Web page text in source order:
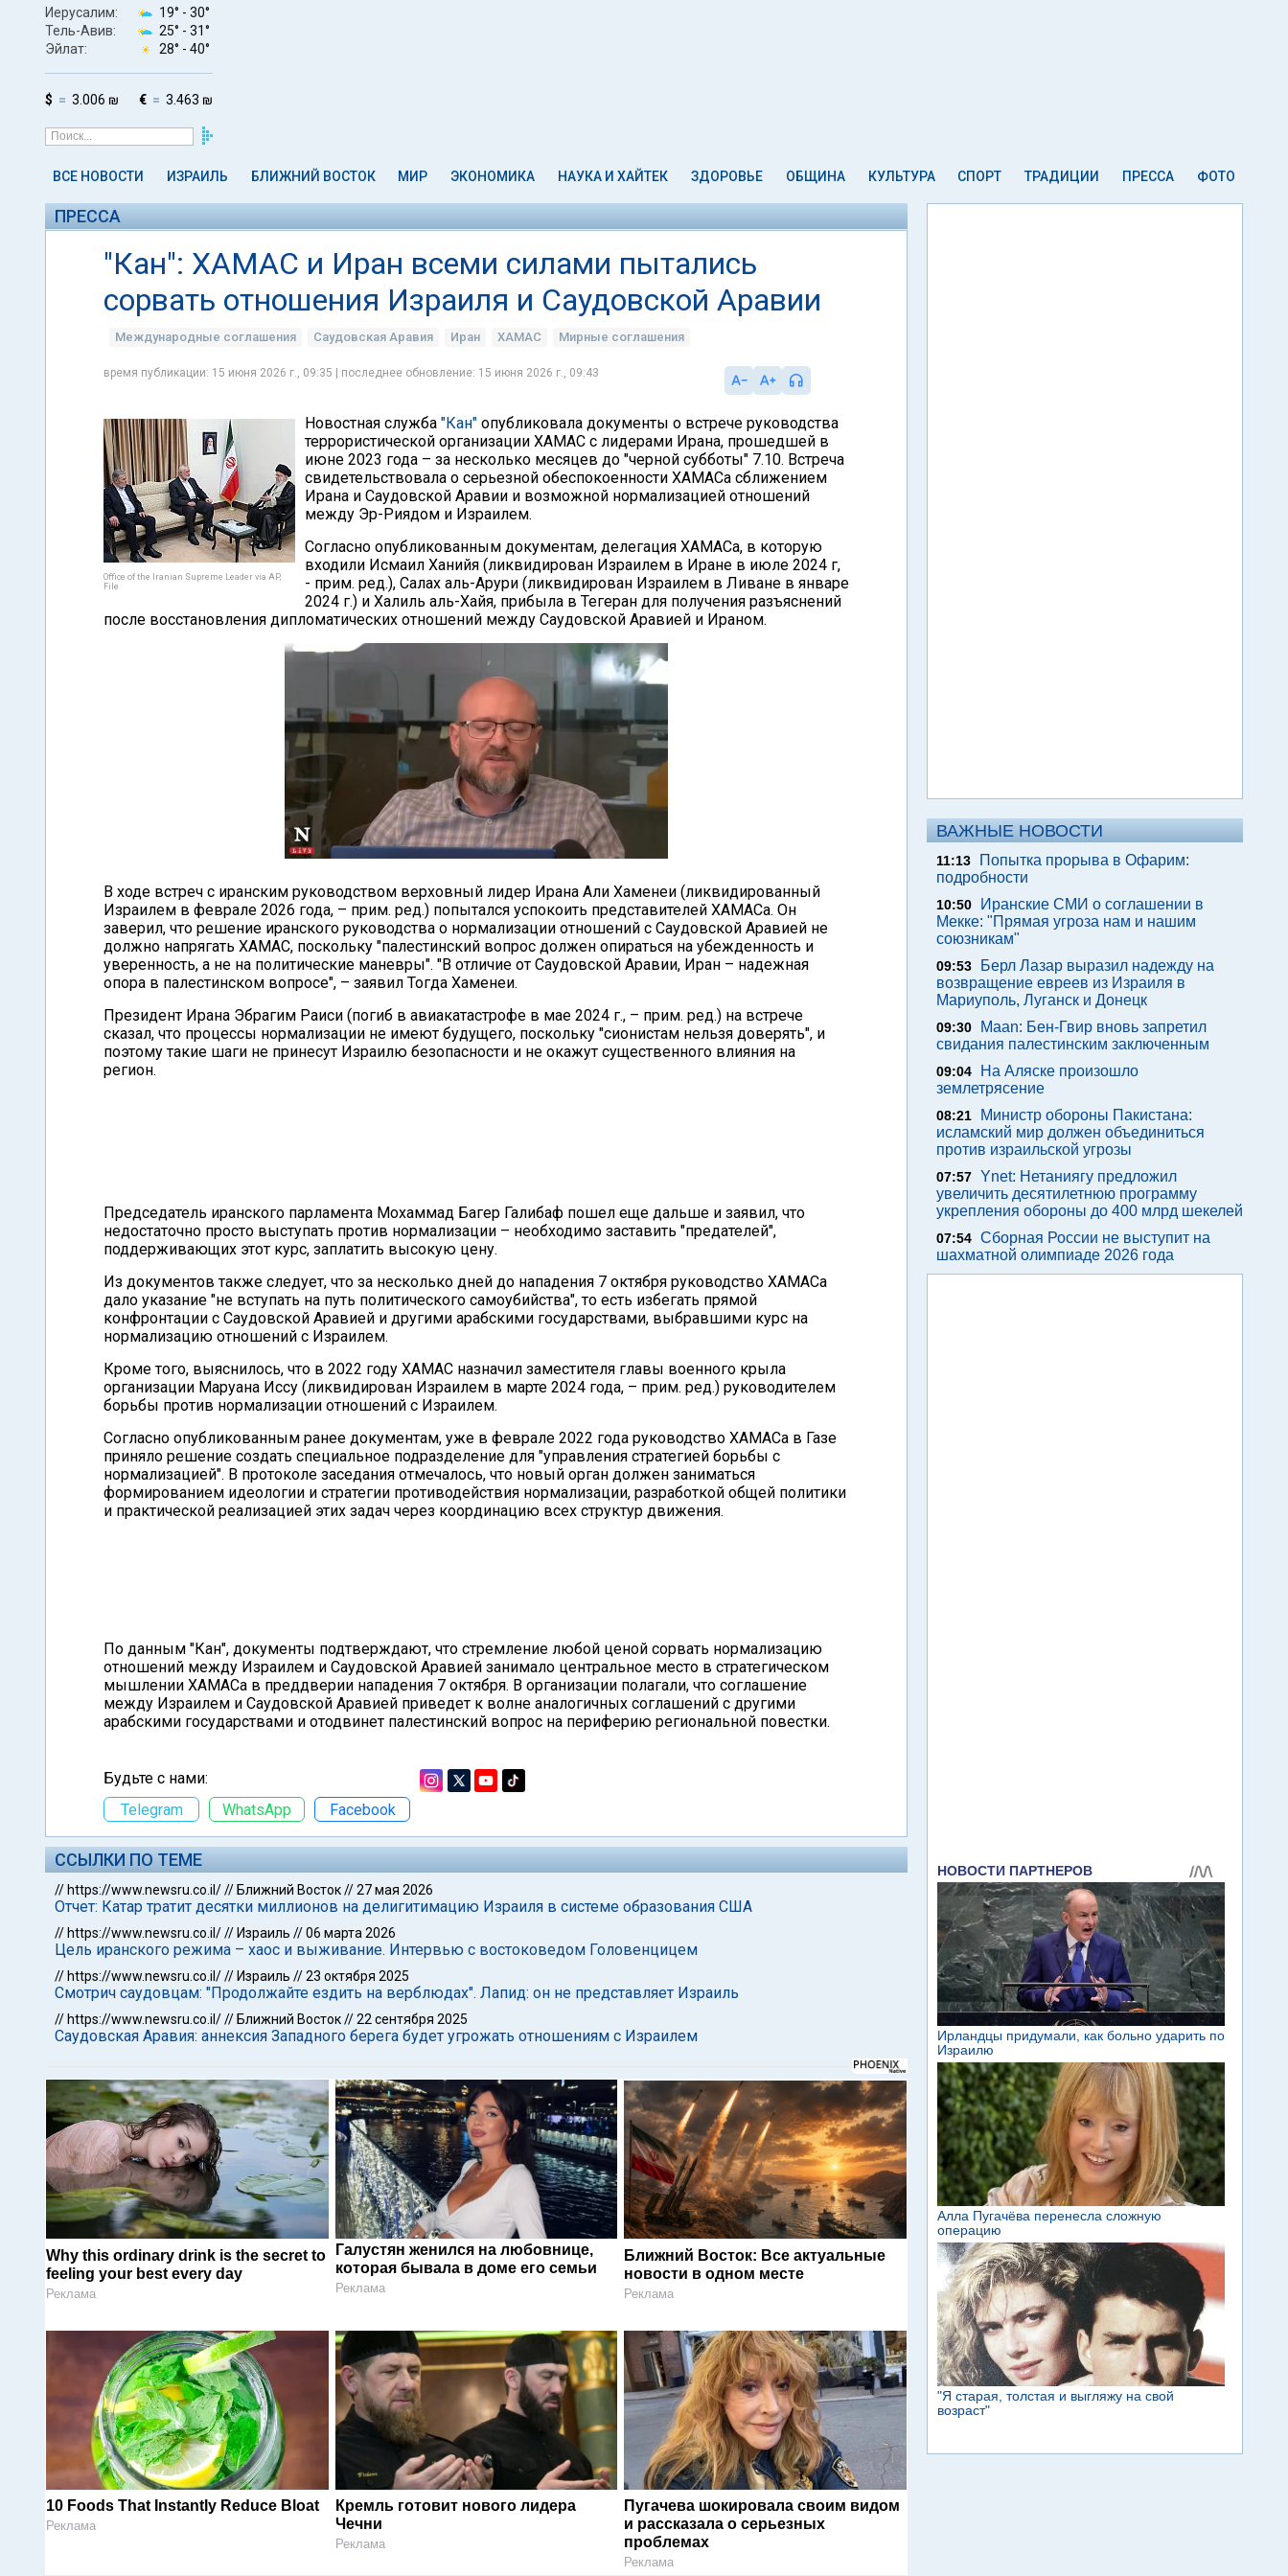
Иерусалим: 19° - 30°
Тель-Авив:
25° - 31°
Эйлат:
28° - 40°
$ 3.006 ₪ € 3.463 ₪
ВСЕ НОВОСТИ ИЗРАИЛЬ БЛИЖНИЙ ВОСТОК МИР ЭКОНОМИКА НАУКА И ХАЙТЕК ЗДОРОВЬЕ ОБЩИНА КУЛЬТУРА СПОРТ ТРАДИЦИИ ПРЕССА ФОТО
ПРЕССА
"Кан": ХАМАС и Иран всеми силами пытались
сорвать отношения Израиля и Саудовской Аравии
Международные соглашения Саудовская Аравия Иран ХАМАС Мирные соглашения
время публикации: 15 июня 2026 г., 09:35 | последнее обновление: 15 июня 2026 г., 09:43
Office of the Iranian Supreme Leader via AP,
File
Новостная служба "Кан" опубликовала документы о встрече руководства
террористической организации ХАМАС с лидерами Ирана, прошедшей в
июне 2023 года – за несколько месяцев до "черной субботы" 7.10. Встреча
свидетельствовала о серьезной обеспокоенности ХАМАСа сближением
Ирана и Саудовской Аравии и возможной нормализацией отношений
между Эр-Риядом и Израилем.
Согласно опубликованным документам, делегация ХАМАСа, в которую
входили Исмаил Ханийя (ликвидирован Израилем в Иране в июле 2024 г,
- прим. ред.), Салах аль-Арури (ликвидирован Израилем в Ливане в январе
2024 г.) и Халиль аль-Хайя, прибыла в Тегеран для получения разъяснений
после восстановления дипломатических отношений между Саудовской Аравией и Ираном.
В ходе встреч с иранским руководством верховный лидер Ирана Али Хаменеи (ликвидированный
Израилем в феврале 2026 года, – прим. ред.) попытался успокоить представителей ХАМАСа. Он
заверил, что решение иранского руководства о нормализации отношений с Саудовской Аравией не
должно напрягать ХАМАС, поскольку "палестинский вопрос должен опираться на убежденность и
уверенность, а не на политические маневры". "В отличие от Саудовской Аравии, Иран – надежная
опора в палестинском вопросе", – заявил Тогда Хаменеи.
Президент Ирана Эбрагим Раиси (погиб в авиакатастрофе в мае 2024 г., – прим. ред.) на встрече
сказал, что процессы нормализации не имеют будущего, поскольку "сионистам нельзя доверять", и
поэтому такие шаги не принесут Израилю безопасности и не окажут существенного влияния на
регион.
Председатель иранского парламента Мохаммад Багер Галибаф пошел еще дальше и заявил, что
недостаточно просто выступать против нормализации – необходимо заставить "предателей",
поддерживающих этот курс, заплатить высокую цену.
Из документов также следует, что за несколько дней до нападения 7 октября руководство ХАМАСа
дало указание "не вступать на путь политического самоубийства", то есть избегать прямой
конфронтации с Саудовской Аравией и другими арабскими государствами, выбравшими курс на
нормализацию отношений с Израилем.
Кроме того, выяснилось, что в 2022 году ХАМАС назначил заместителя главы военного крыла
организации Маруана Иссу (ликвидирован Израилем в марте 2024 года, – прим. ред.) руководителем
борьбы против нормализации отношений с Израилем.
Согласно опубликованным ранее документам, уже в феврале 2022 года руководство ХАМАСа в Газе
приняло решение создать специальное подразделение для "управления стратегией борьбы с
нормализацией". В протоколе заседания отмечалось, что новый орган должен заниматься
формированием идеологии и стратегии противодействия нормализации, разработкой общей политики
и практической реализацией этих задач через координацию всех структур движения.
По данным "Кан", документы подтверждают, что стремление любой ценой сорвать нормализацию
отношений между Израилем и Саудовской Аравией занимало центральное место в стратегическом
мышлении ХАМАСа в преддверии нападения 7 октября. В организации полагали, что соглашение
между Израилем и Саудовской Аравией приведет к волне аналогичных соглашений с другими
арабскими государствами и отодвинет палестинский вопрос на периферию региональной повестки.
Будьте с нами:
Telegram
WhatsApp Facebook
ССЫЛКИ ПО ТЕМЕ
// https://www.newsru.co.il/// Ближний Восток//27 мая 2026
Отчет: Катар тратит десятки миллионов на делигитимацию Израиля в системе образования США
// https://www.newsru.co.il/// Израиль //06 марта 2026
Цель иранского режима – хаос и выживание. Интервью с востоковедом Головенцицем
// https://www.newsru.co.il/// Израиль //23 октября 2025
Смотрич саудовцам: "Продолжайте ездить на верблюдах". Лапид: он не представляет Израиль
// https://www.newsru.co.il/// Ближний Восток//22 сентября 2025
Саудовская Аравия: аннексия Западного берега будет угрожать отношениям с Израилем
Why this ordinary drink is the secret to
feeling your best every day
Реклама
Галустян женился на любовнице,
которая бывала в доме его семьи
Реклама
Ближний Восток: Все актуальные
новости в одном месте
Реклама
10 Foods That Instantly Reduce Bloat
Реклама
Кремль готовит нового лидера
Чечни
Реклама
Пугачева шокировала своим видом
и рассказала о серьезных
проблемах
Реклама
ВАЖНЫЕ НОВОСТИ
11:13
Попытка прорыва в Офарим:
подробности
10:50
Иранские СМИ о соглашении в
Мекке: "Прямая угроза нам и нашим
союзникам"
09:53
Берл Лазар выразил надежду на
возвращение евреев из Израиля в
Мариуполь, Луганск и Донецк
09:30
Maan: Бен-Гвир вновь запретил
свидания палестинским заключенным
09:04
На Аляске произошло
землетрясение
08:21
Министр обороны Пакистана:
исламский мир должен объединиться
против израильской угрозы
07:57 Ynet: Нетаниягу предложил
увеличить десятилетнюю программу
укрепления обороны до 400 млрд шекелей
07:54 Сборная России не выступит на
шахматной олимпиаде 2026 года